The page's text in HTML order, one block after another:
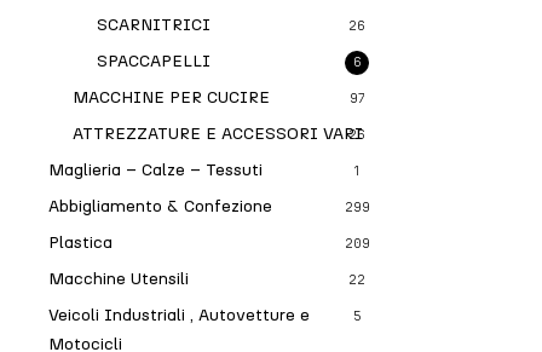
SCARNITRICI 26
SPACCAPELLI 6
MACCHINE PER CUCIRE 97
ATTREZZATURE E ACCESSORI VARI
26
Maglieria – Calze – Tessuti 1
Abbigliamento & Confezione 299
Plastica 209
Macchine Utensili 22
Veicoli Industriali , Autovetture e
Motocicli
5